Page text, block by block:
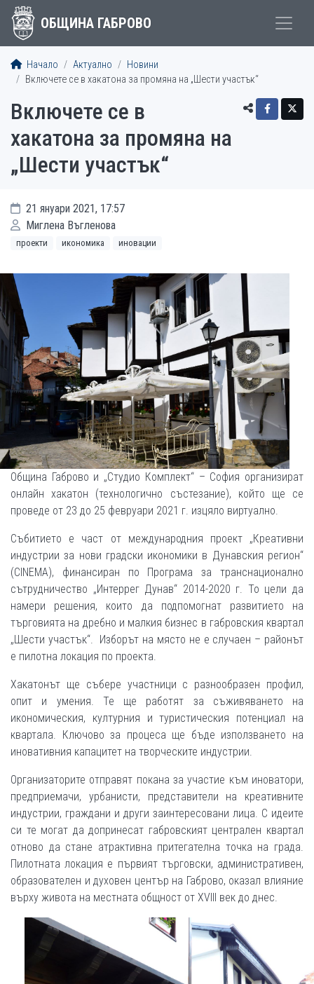
ОБЩИНА ГАБРОВО
Начало Актуално
Новини
Включете се в хакатона за промяна на „Шести участък“
Включете се в
хакатона за промяна на
„Шести участък“
21 януари 2021, 17:57
Миглена Въгленова
проекти икономика иновации
Община Габрово и „Студио Комплект“ – София организират
онлайн хакатон (технологично състезание), който ще се
проведе от 23 до 25 февруари 2021 г. изцяло виртуално.
Събитието е част от международния проект „Креативни
индустрии за нови градски икономики в Дунавския регион“
(CINEMA), финансиран по Програма за транснационално
сътрудничество „Интеррег Дунав“ 2014-2020 г. То цели да
намери решения, които да подпомогнат развитието на
търговията на дребно и малкия бизнес в габровския квартал
„Шести участък“. Изборът на място не е случаен – районът
е пилотна локация по проекта.
Хакатонът ще събере участници с разнообразен профил,
опит и умения. Те ще работят за съживяването на
икономическия, културния и туристическия потенциал на
квартала. Ключово за процеса ще бъде използването на
иновативния капацитет на творческите индустрии.
Организаторите отправят покана за участие към иноватори,
предприемачи, урбанисти, представители на креативните
индустрии, граждани и други заинтересовани лица. С идеите
си те могат да допринесат габровският централен квартал
отново да стане атрактивна притегателна точка на града.
Пилотната локация е първият търговски, административен,
образователен и духовен център на Габрово, оказал влияние
върху живота на местната общност от XVIII век до днес.